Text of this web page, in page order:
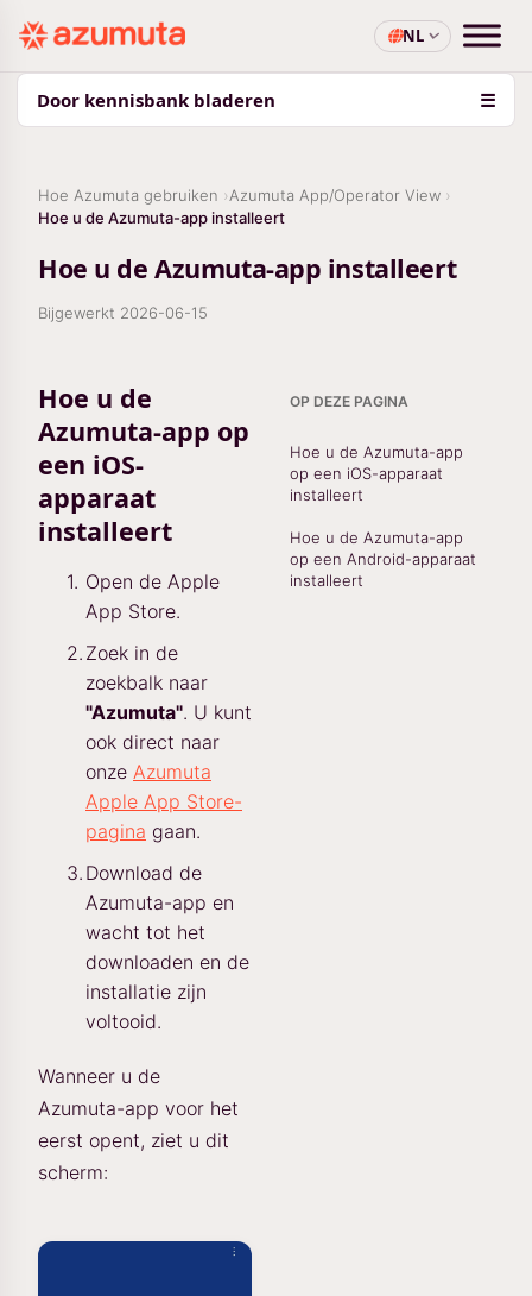
NL
Door kennisbank bladeren ☰
Hoe Azumuta gebruiken
Azumuta App/Operator View
Hoe u de Azumuta-app installeert
Hoe u de Azumuta-app installeert
Bijgewerkt 2026-06-15
Hoe u de
Azumuta-app op
een iOS-
apparaat
installeert
Open de Apple
App Store.
Zoek in de
zoekbalk naar
"Azumuta". U kunt
ook direct naar
onze Azumuta
Apple App Store-
pagina gaan.
Download de
Azumuta-app en
wacht tot het
downloaden en de
installatie zijn
voltooid.
Wanneer u de
Azumuta-app voor het
eerst opent, ziet u dit
scherm:
OP DEZE PAGINA
Hoe u de Azumuta-app
op een iOS-apparaat
installeert
Hoe u de Azumuta-app
op een Android-apparaat
installeert